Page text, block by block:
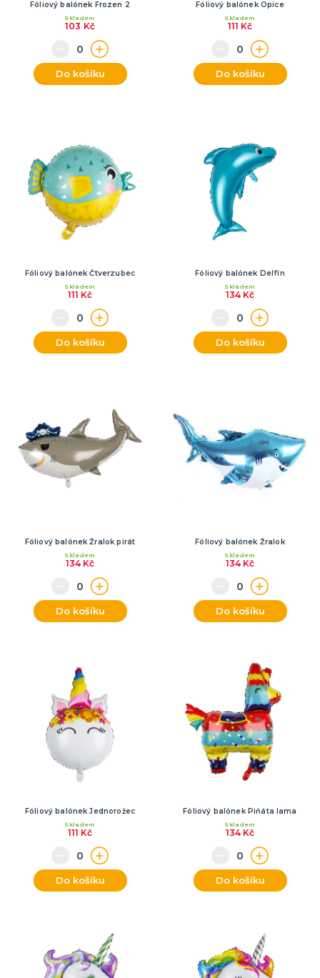
Fóliový balónek Frozen 2
103 Kč
Skladem
Do košíku
Fóliový balónek Opice
111 Kč
Skladem
Do košíku
Fóliový balónek Čtverzubec
111 Kč
Skladem
Do košíku
Fóliový balónek Delfín
134 Kč
Skladem
Do košíku
Fóliový balónek Žralok pirát
134 Kč
Skladem
Do košíku
Fóliový balónek Žralok
134 Kč
Skladem
Do košíku
Fóliový balónek Jednorožec
111 Kč
Skladem
Do košíku
Fóliový balónek Piňáta lama
134 Kč
Skladem
Do košíku